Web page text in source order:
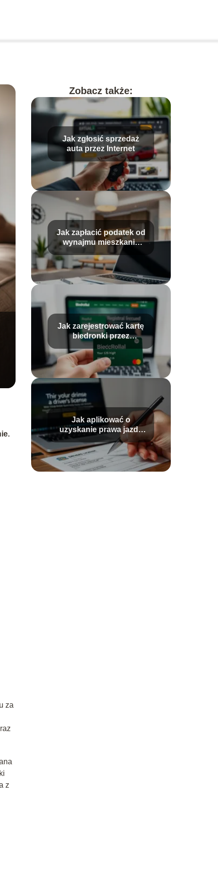
za
z
Zobacz także:
Jak zgłosić sprzedaż
auta przez Internet
Jak zapłacić podatek od
wynajmu mieszkania
przez Internet?
Jak zarejestrować kartę
biedronki przez
Internet?
Jak aplikować o
uzyskanie prawa jazdy
online?